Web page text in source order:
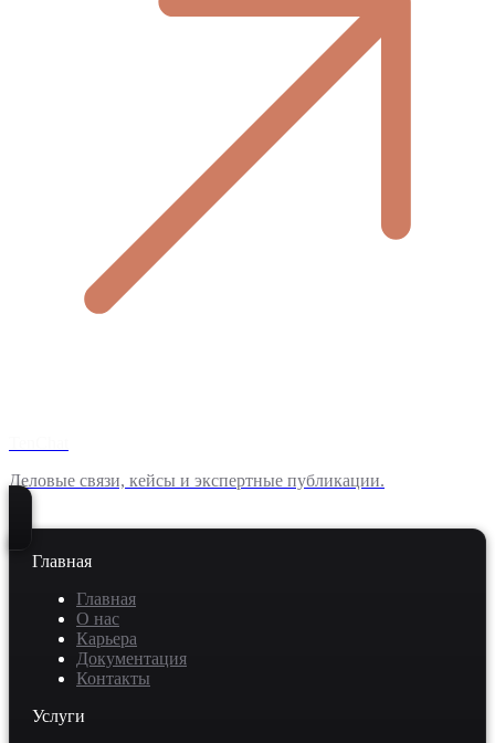
Деловые связи, кейсы и экспертные публикации.
Главная
Главная
О нас
Карьера
Документация
Контакты
Услуги